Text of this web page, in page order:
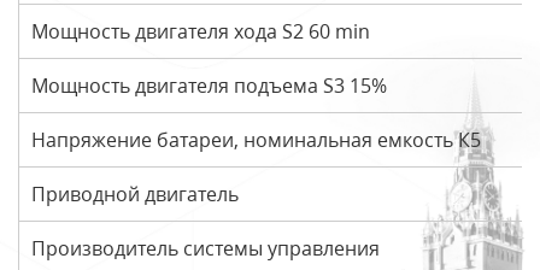
Мощность двигателя хода S2 60 min
Мощность двигателя подъема S3 15%
Напряжение батареи, номинальная емкость К5
Приводной двигатель
Производитель системы управления